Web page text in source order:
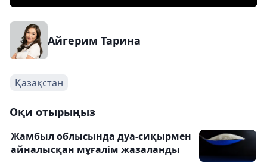
Айгерим Тарина
Қазақстан
Оқи отырыңыз
Жамбыл облысында дуа-сиқырмен
айналысқан мұғалім жазаланды